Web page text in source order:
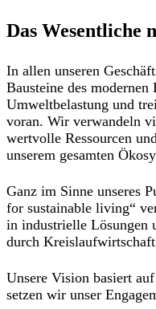
Das Wesentliche
In allen unseren
Bausteine des
Umweltbelastung und
voran. Wir verwandeln
wertvolle Ressourcen
unserem gesamten
Ganz im Sinne unseres
for sustainable living“
in industrielle Lösungen
durch
Unsere Vision basiert
setzen wir unser